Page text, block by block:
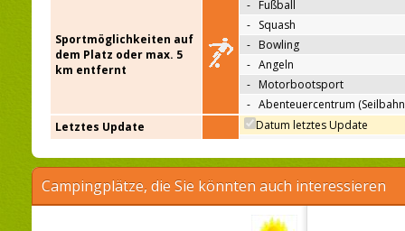
Sportmöglichkeiten auf
dem Platz oder max. 5
km entfernt
- Fußball
- Squash
- Bowling
- Angeln
- Motorbootsport
- Abenteuercentrum
Letztes Update
Datum letztes Update
Campingplätze, die Sie könnten auch interessieren